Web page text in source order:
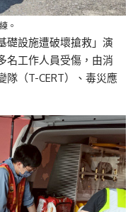
。
礎設施遭破壞搶救」演
名工作人員受傷，由消
隊（T-CERT）、毒災應